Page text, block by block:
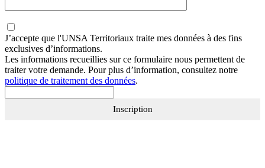
J’accepte que l'UNSA Territoriaux traite mes données à des fins
exclusives d’informations.
Les informations recueillies sur ce formulaire nous permettent de
traiter votre demande. Pour plus d’information, consultez notre
politique de traitement des données.
Inscription